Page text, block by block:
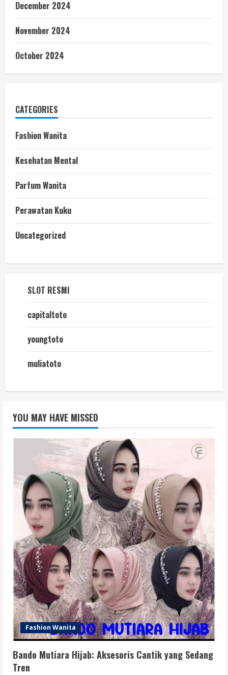
December 2024
November 2024
October 2024
CATEGORIES
Fashion Wanita
Kesehatan Mental
Parfum Wanita
Perawatan Kuku
Uncategorized
SLOT RESMI
capitaltoto
youngtoto
muliatoto
YOU MAY HAVE MISSED
Fashion Wanita
Bando Mutiara Hijab: Aksesoris Cantik yang Sedang
Tren